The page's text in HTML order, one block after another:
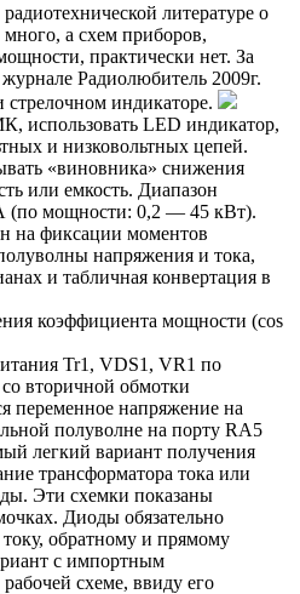
литературе о
а схем приборов,
практически нет. За
Радиолюбитель 2009г.
индикаторе.
использовать LED индикатор,
и низковольтных цепей.
«виновника» снижения
или емкость. Диапазон
(по мощности: 0,2 — 45 кВт).
на фиксации моментов
напряжения и тока,
и табличная конвертация в
Tr1, VDS1, VR1 по
вторичной обмотки
переменное напряжение на
полуволне на порту RA5
легкий вариант получения
трансформатора тока или
Эти схемки показаны
Диоды обязательно
обратному и прямому
с импортным
схеме, ввиду его